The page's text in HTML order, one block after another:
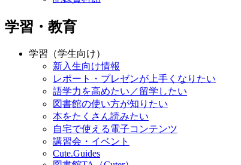
学習・教育
学習（学生向け）
新入生向け情報
レポート・プレゼンが上手くなりたい
語学力を高めたい／留学したい
図書館の使い方が知りたい
本をたくさん読みたい
自宅で使える電子コンテンツ
講習会・イベント
Cute.Guides